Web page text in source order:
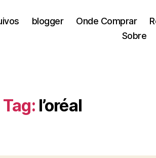
blogger Onde Comprar
Sobre
Tag: l’oréal